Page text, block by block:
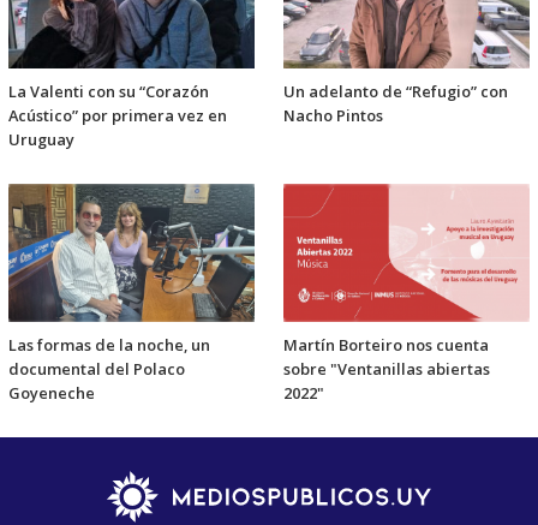
La Valenti con su “Corazón
Acústico” por primera vez en
Uruguay
Un adelanto de “Refugio” con
Nacho Pintos
Las formas de la noche, un
documental del Polaco
Goyeneche
Martín Borteiro nos cuenta
sobre "Ventanillas abiertas
2022"